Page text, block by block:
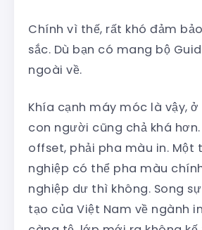
Chính vì thế, rất khó đảm
sắc. Dù bạn có mang bộ
ngoài về.
Khía cạnh máy móc là vậy,
con người cũng chả khá
offset, phải pha màu in. Một
nghiệp có thể pha màu
nghiệp dư thì không. Song
tạo của Việt Nam về ngành